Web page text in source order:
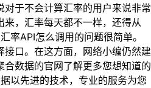
于不会计算汇率的用户来说非常
，汇率每天都不一样，还得从
率API怎么调用的问题很简单。
口。在这方面，网络小编仍然建
数据的官网了解更多您想知道的
以先进的技术，专业的服务为您